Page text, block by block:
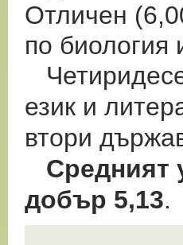
Отличен
по биология
език и
втори
Средният
добър 5,13.